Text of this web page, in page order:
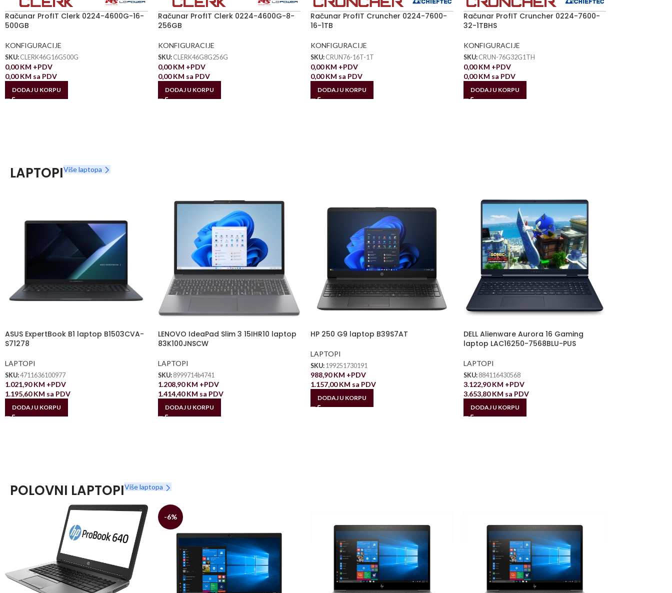
Računar ProfIT Clerk 0224-4600G-16-
500GB
KONFIGURACIJE
SKU: CLERK46G16G500G
0,00KM +PDV
0,00KM sa PDV
DODAJ U KORPU
Računar ProfIT Clerk 0224-4600G-8-
256GB
KONFIGURACIJE
SKU: CLERK46G8G256G
0,00KM +PDV
0,00KM sa PDV
DODAJ U KORPU
Računar ProfIT Cruncher 0224-7600-
16-1TB
KONFIGURACIJE
SKU: CRUN76-16T-1T
0,00KM +PDV
0,00KM sa PDV
DODAJ U KORPU
Računar ProfIT Cruncher 0224-7600-
32-1TBHS
KONFIGURACIJE
SKU: CRUN-76G32G1TH
0,00KM +PDV
0,00KM sa PDV
DODAJ U KORPU
LAPTOPIViše laptopa
ASUS ExpertBook B1 laptop B1503CVA-
S71278
LAPTOPI
SKU:4711636100977
1.021,90KM +PDV
1.195,60KM sa PDV
DODAJ U KORPU
LENOVO IdeaPad Slim 3 15IHR10 laptop
83K100JNSCW
LAPTOPI
SKU: 8999714b4741
1.208,90KM +PDV
1.414,40KM sa PDV
DODAJ U KORPU
HP 250 G9 laptop B39S7AT
LAPTOPI
SKU: 199251730191
988,90KM +PDV
1.157,00KM sa PDV
DODAJ U KORPU
DELL Alienware Aurora 16 Gaming
laptop LAC16250-7568BLU-PUS
LAPTOPI
SKU: 884116430568
3.122,90KM +PDV
3.653,80KM sa PDV
DODAJ U KORPU
POLOVNI LAPTOPIViše laptopa
-6%